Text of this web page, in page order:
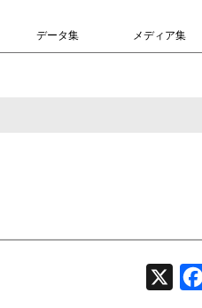
データ集 メディア集